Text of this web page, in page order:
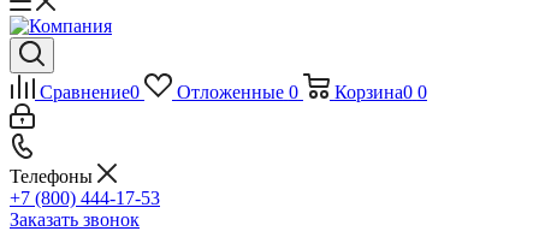
Сравнение0 Отложенные 0 Корзина0 0
Телефоны
+7 (800) 444-17-53
Заказать звонок